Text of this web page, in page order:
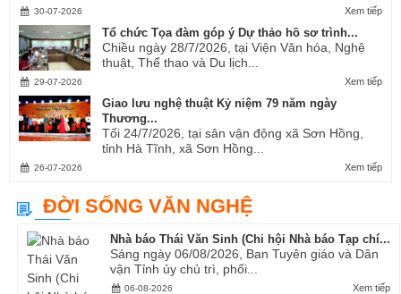
Xem tiếp
30-07-2026
Tổ chức Tọa đàm góp ý Dự thảo hồ sơ trình...
Chiều ngày 28/7/2026, tại Viện Văn hóa, Nghệ
thuật, Thể thao và Du lịch...
Xem tiếp
29-07-2026
Giao lưu nghệ thuật Kỷ niệm 79 năm ngày
Thương...
Tối 24/7/2026, tại sân vận động xã Sơn Hồng,
tỉnh Hà Tĩnh, xã Sơn Hồng...
Xem tiếp
26-07-2026
ĐỜI SỐNG VĂN NGHỆ
Nhà báo Thái Văn Sinh (Chi hội Nhà báo Tạp chí...
Sáng ngày 06/08/2026, Ban Tuyên giáo và Dân
vận Tỉnh ủy chủ trì, phối...
Xem tiếp
06-08-2026